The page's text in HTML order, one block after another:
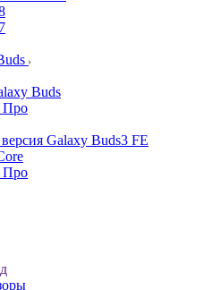
Buds
Про
Galaxy Buds3 FE
Про